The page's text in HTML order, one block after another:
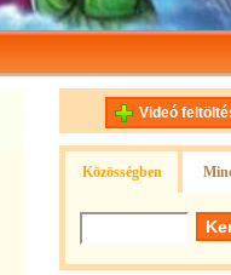
Videó
Közösségben